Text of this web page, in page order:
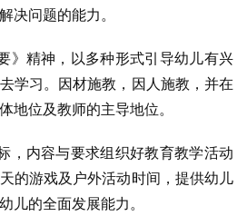
决问题的能力。
》精神，以多种形式引导幼儿有兴
学习。因材施教，因人施教，并在
地位及教师的主导地位。
，内容与要求组织好教育教学活动
的游戏及户外活动时间，提供幼儿
儿的全面发展能力。